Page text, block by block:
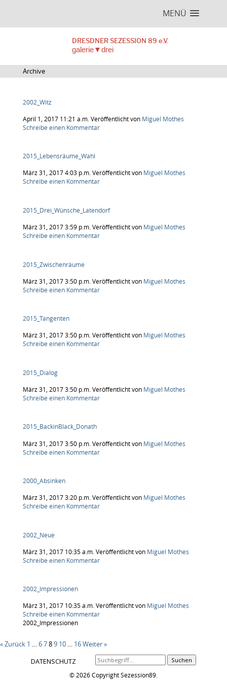
MENÜ
DRESDNER SEZESSION 89 e.V.
galerie▼drei
Archive
2002_Witz
April 1, 2017 11:21 a.m.Veröffentlicht von Miguel Mothes
Schreibe einen Kommentar
2015_Lebensräume_Wahl
März 31, 2017 4:03 p.m.Veröffentlicht von Miguel Mothes
Schreibe einen Kommentar
2015_Drei_Wünsche_Latendorf
März 31, 2017 3:59 p.m.Veröffentlicht von Miguel Mothes
Schreibe einen Kommentar
2015_Zwischenräume
März 31, 2017 3:50 p.m.Veröffentlicht von Miguel Mothes
Schreibe einen Kommentar
2015_Tangenten
März 31, 2017 3:50 p.m.Veröffentlicht von Miguel Mothes
Schreibe einen Kommentar
2015_Dialog
März 31, 2017 3:50 p.m.Veröffentlicht von Miguel Mothes
Schreibe einen Kommentar
2015_BackinBlack_Donath
März 31, 2017 3:50 p.m.Veröffentlicht von Miguel Mothes
Schreibe einen Kommentar
2000_Absinken
März 31, 2017 3:20 p.m.Veröffentlicht von Miguel Mothes
Schreibe einen Kommentar
2002_Neue
März 31, 2017 10:35 a.m.Veröffentlicht von Miguel Mothes
Schreibe einen Kommentar
2002_Impressionen
März 31, 2017 10:35 a.m.Veröffentlicht von Miguel Mothes
Schreibe einen Kommentar
2002_Impressionen
« Zurück 1 …6789 10 … 16Weiter »
DATENSCHUTZ Suchen
© 2026 Copyright Sezession89.